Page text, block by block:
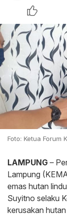
Foto: Ketua Forum
LAMPUNG –
Lampung
emas hutan
Suyitno selaku
kerusakan